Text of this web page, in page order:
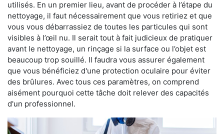
utilisés. En un premier lieu, avant de procéder à l’étape du
nettoyage, il faut nécessairement que vous retiriez et que
vous vous débarrassiez de toutes les particules qui sont
visibles à l’œil nu. Il serait tout à fait judicieux de pratiquer
avant le nettoyage, un rinçage si la surface ou l’objet est
beaucoup trop souillé. Il faudra vous assurer également
que vous bénéficiez d'une protection oculaire pour éviter
des brûlures. Avec tous ces paramètres, on comprend
aisément pourquoi cette tâche doit relever des capacités
d'un professionnel.